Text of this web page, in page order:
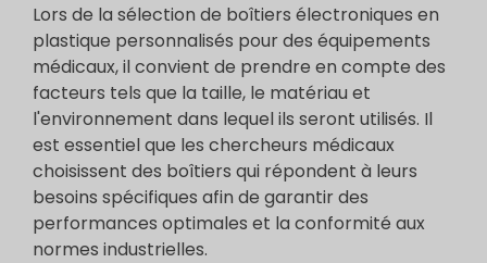
Lors de la sélection de boîtiers électroniques en
plastique personnalisés pour des équipements
médicaux, il convient de prendre en compte des
facteurs tels que la taille, le matériau et
l'environnement dans lequel ils seront utilisés. Il
est essentiel que les chercheurs médicaux
choisissent des boîtiers qui répondent à leurs
besoins spécifiques afin de garantir des
performances optimales et la conformité aux
normes industrielles.